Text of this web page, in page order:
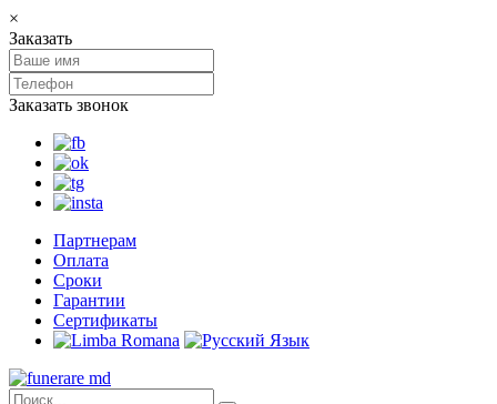
×
Заказать
Заказать звонок
Партнерам
Оплата
Сроки
Гарантии
Сертификаты